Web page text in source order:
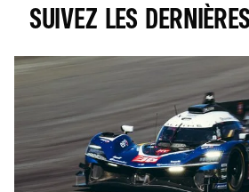
SUIVEZ LES